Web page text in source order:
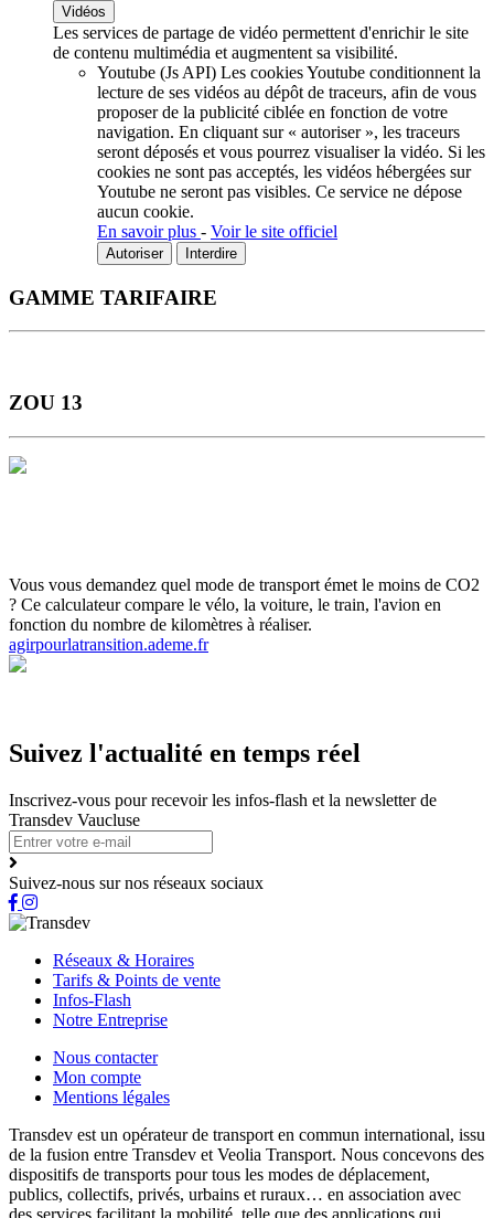
Vidéos
Les services de partage de vidéo permettent d'enrichir le site
de contenu multimédia et augmentent sa visibilité.
Youtube (Js API) Les cookies Youtube conditionnent la
lecture de ses vidéos au dépôt de traceurs, afin de vous
proposer de la publicité ciblée en fonction de votre
navigation. En cliquant sur « autoriser », les traceurs
seront déposés et vous pourrez visualiser la vidéo. Si les
cookies ne sont pas acceptés, les vidéos hébergées sur
Youtube ne seront pas visibles. Ce service ne dépose
aucun cookie.
En savoir plus - Voir le site officiel
Autoriser Interdire
GAMME TARIFAIRE
ZOU 13
Vous vous demandez quel mode de transport émet le moins de CO2
? Ce calculateur compare le vélo, la voiture, le train, l'avion en
fonction du nombre de kilomètres à réaliser.
agirpourlatransition.ademe.fr
Suivez l'actualité en temps réel
Inscrivez-vous pour recevoir les infos-flash et la newsletter de
Transdev Vaucluse
Suivez-nous sur nos réseaux sociaux
Réseaux & Horaires
Tarifs & Points de vente
Infos-Flash
Notre Entreprise
Nous contacter
Mon compte
Mentions légales
Transdev est un opérateur de transport en commun international, issu
de la fusion entre Transdev et Veolia Transport. Nous concevons des
dispositifs de transports pour tous les modes de déplacement,
publics, collectifs, privés, urbains et ruraux… en association avec
des services facilitant la mobilité, telle que des applications qui